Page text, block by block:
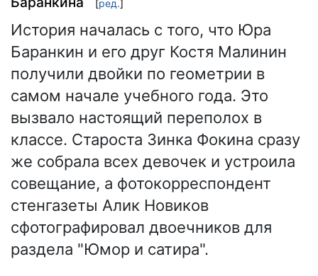
[ред.]
История началась с того, что Юра
Баранкин и его друг Костя Малинин
получили двойки по геометрии в
самом начале учебного года. Это
вызвало настоящий переполох в
классе. Староста Зинка Фокина сразу
же собрала всех девочек и устроила
совещание, а фотокорреспондент
стенгазеты Алик Новиков
сфотографировал двоечников для
раздела "Юмор и сатира".